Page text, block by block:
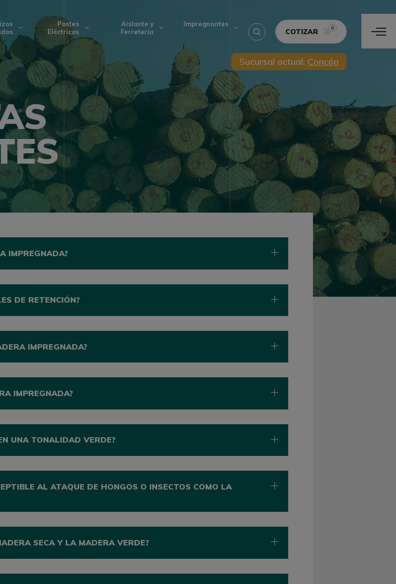
COTIZAR 0
Postes
Eléctricos
Aislante y
Ferretería
Impregnantes
Sucursal actual: Concón
IMPREGNADA?
DE RETENCIÓN?
IMPREGNADA?
IMPREGNADA?
UNA TONALIDAD VERDE?
AL ATAQUE DE HONGOS O INSECTOS COMO LA
SECA Y LA MADERA VERDE?